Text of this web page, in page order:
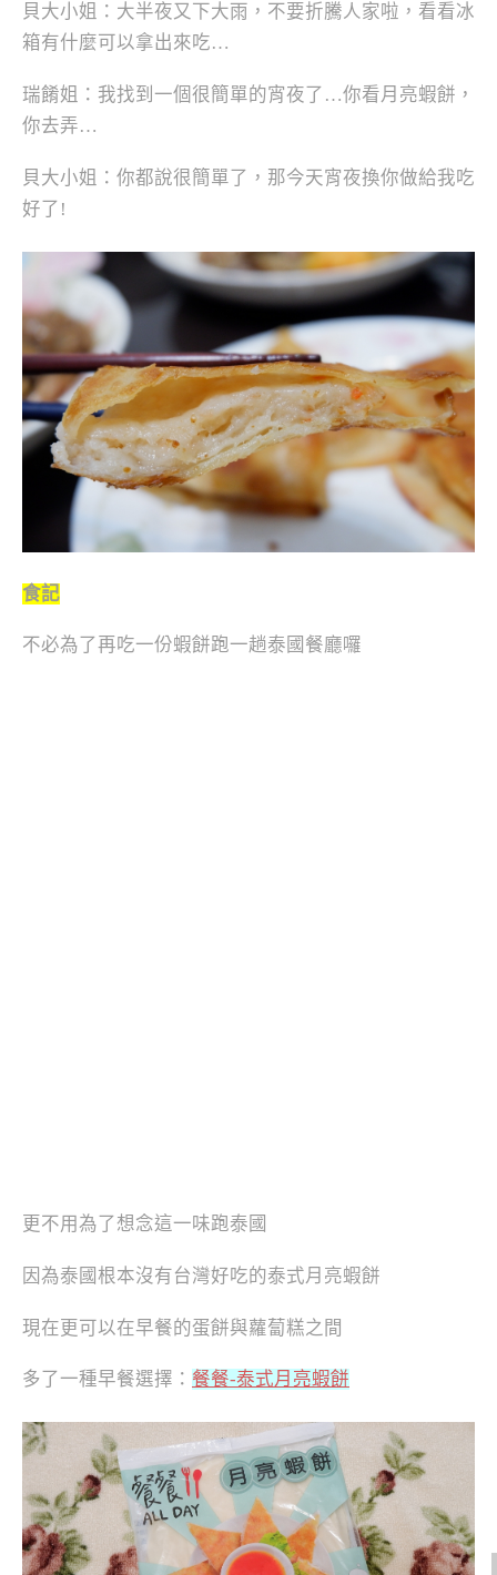
貝大小姐：大半夜又下大雨，不要折騰人家啦，看看冰
箱有什麼可以拿出來吃…
瑞餚姐：我找到一個很簡單的宵夜了…你看月亮蝦餅，
你去弄…
貝大小姐：你都說很簡單了，那今天宵夜換你做給我吃
好了!
食記
不必為了再吃一份蝦餅跑一趟泰國餐廳囉
更不用為了想念這一味跑泰國
因為泰國根本沒有台灣好吃的泰式月亮蝦餅
現在更可以在早餐的蛋餅與蘿蔔糕之間
多了一種早餐選擇： 餐餐-泰式月亮蝦餅